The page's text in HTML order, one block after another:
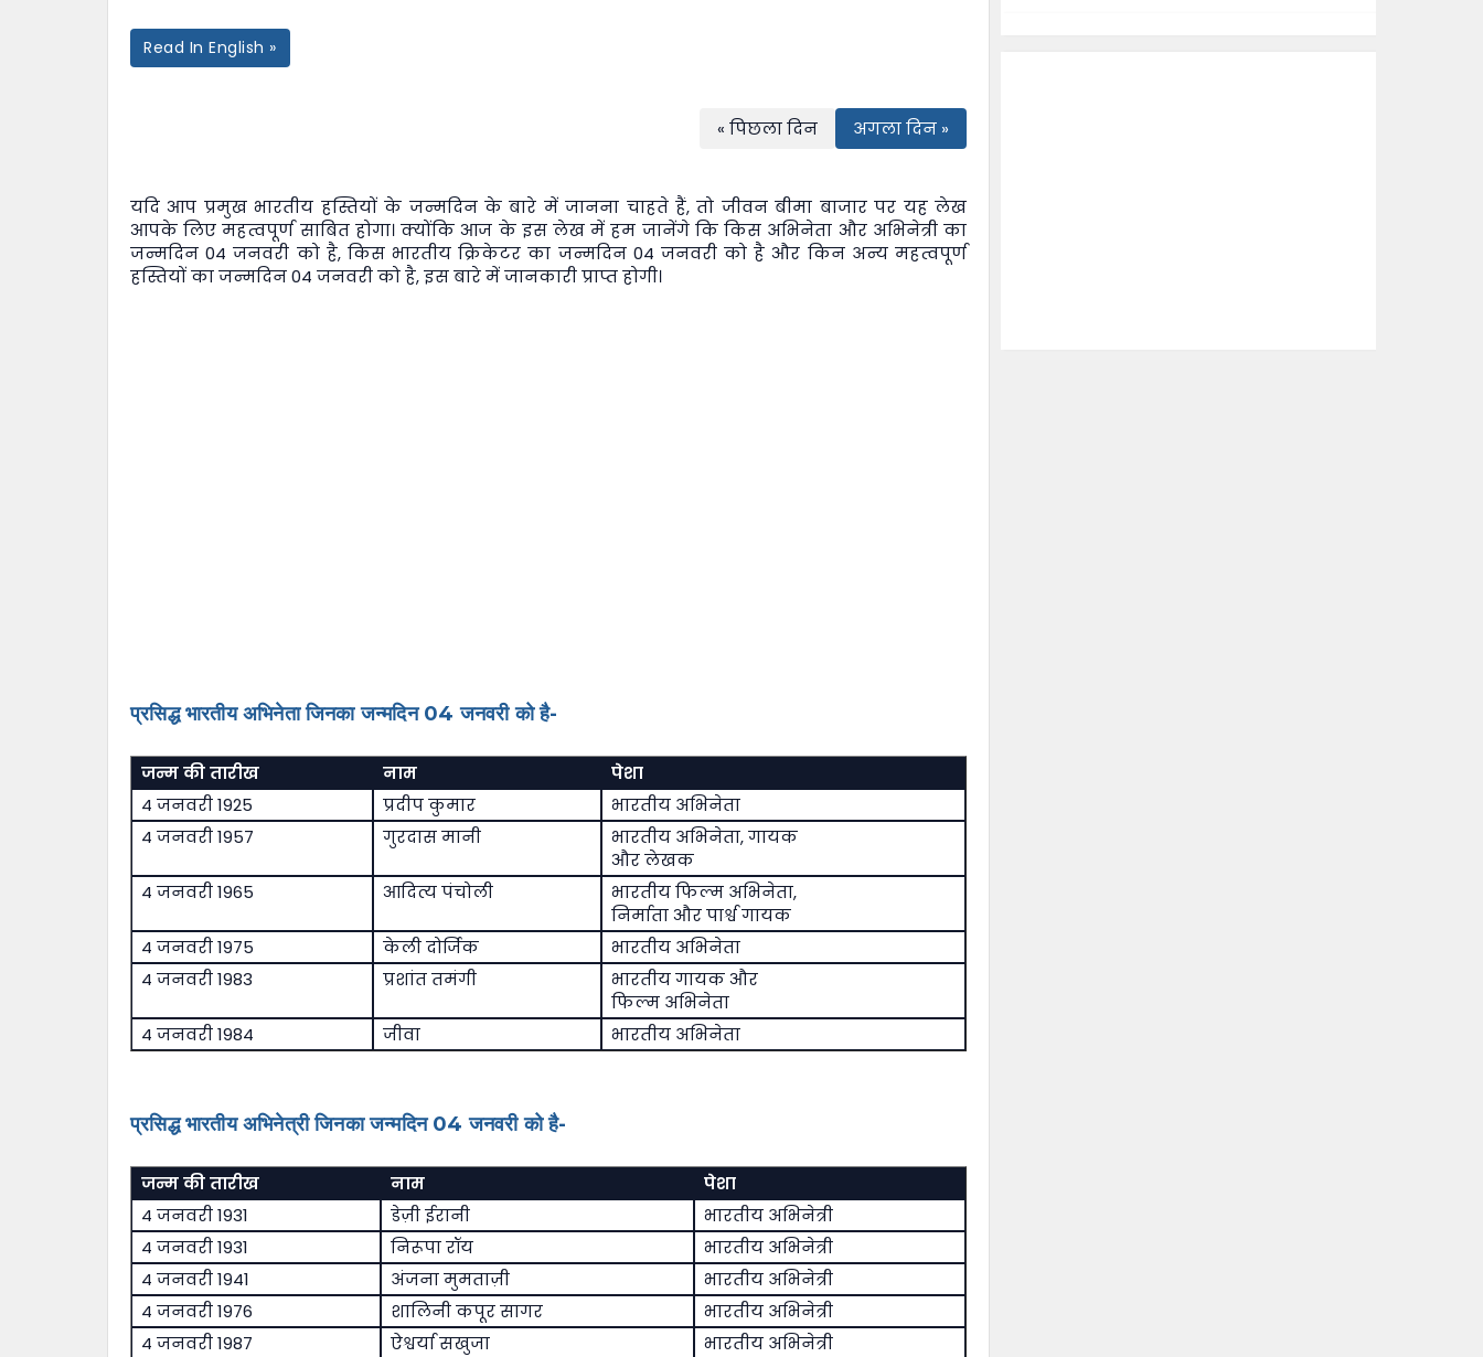
Read In English »
« पिछला दिन अगला दिन »
यदि आप प्रमुख भारतीय हस्तियों के जन्मदिन के बारे में जानना चाहते हैं, तो जीवन बीमा बाजारपर यह लेख
आपके लिए महत्वपूर्ण साबित होगा। क्योंकि आज के इस लेख में हम जानेंगे कि किस अभिनेता और अभिनेत्री का
जन्मदिन 04 जनवरी को है, किस भारतीय क्रिकेटर का जन्मदिन 04 जनवरी को है और किन अन्य महत्वपूर्ण
हस्तियों का जन्मदिन 04 जनवरी को है, इस बारे में जानकारी प्राप्त होगी।
प्रसिद्ध भारतीय अभिनेता जिनका जन्मदिन 04 जनवरी को है-
जन्म की तारीख नाम
पेशा
4 जनवरी 1925
प्रदीप कुमार
भारतीय अभिनेता
4 जनवरी 1957
गुरदास मानी
भारतीय अभिनेता, गायक
और लेखक
4 जनवरी 1965
आदित्य पंचोली
भारतीय फिल्म अभिनेता,
निर्माता और पार्श्व गायक
4 जनवरी 1975
केली दोर्जिक
भारतीय अभिनेता
4 जनवरी 1983
प्रशांत तमंगी
भारतीय गायक और
फिल्म अभिनेता
4 जनवरी 1984
जीवा भारतीय अभिनेता
प्रसिद्ध भारतीय अभिनेत्री जिनका जन्मदिन 04 जनवरी को है-
जन्म की तारीख नाम
पेशा
4 जनवरी 1931
डेज़ी ईरानी
भारतीय अभिनेत्री
4 जनवरी 1931
निरूपा रॉय
भारतीय अभिनेत्री
4 जनवरी 1941
अंजना मुमताज़ी
भारतीय अभिनेत्री
4 जनवरी 1976
शालिनी कपूर सागर
भारतीय अभिनेत्री
4 जनवरी 1987
ऐश्वर्या सखुजा
भारतीय अभिनेत्री